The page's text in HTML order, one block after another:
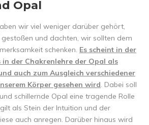
Opal
wir viel weniger darüber gehört,
und dachten, wir sollten dem
schenken. Es scheint in der
in der Chakrenlehre der Opal als
auch zum Ausgleich verschiedener
Körper gesehen wird. Dabei soll
schillernde Opal eine tragende Rolle
als Stein der Intuition und der
auch anregen. Darüber hinaus wird